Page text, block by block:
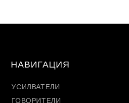
НАВИГАЦИЯ
УСИЛВАТЕЛИ
ГОВОРИТЕЛИ